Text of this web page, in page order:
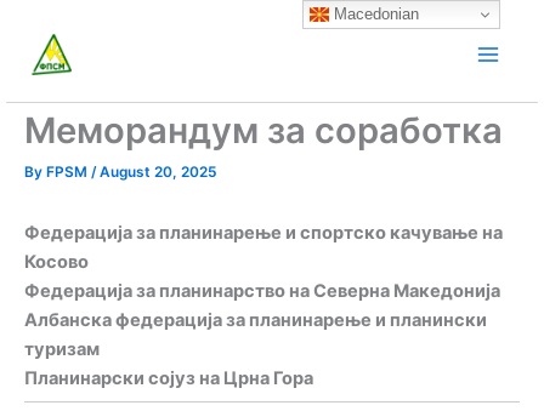
content
Меморандум за соработка
By FPSM /August 20, 2025
Федерација за планинарење и спортско качување на
Косово
Федерација за планинарство на Северна Македонија
Албанска федерација за планинарење и планински
туризам
Планинарски сојуз на Црна Гора
Macedonian